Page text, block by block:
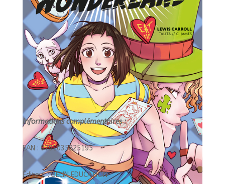
Informations complémentaires :
EAN : 9791035825195
Éditeur : BELIN EDUCATION